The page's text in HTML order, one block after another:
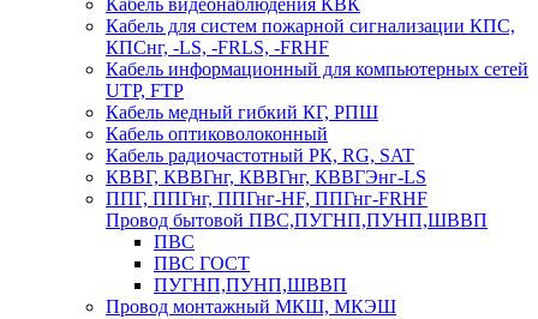
Кабель для систем пожарной сигнализации КПС,
КПСнг, -LS, -FRLS, -FRHF
Кабель информационный для компьютерных сетей
UTP, FTP
Кабель медный гибкий КГ, РПШ
Кабель оптиковолоконный
Кабель радиочастотный РК, RG, SAT
КВВГ, КВВГнг, КВВГнг, КВВГЭнг-LS
ППГ, ППГнг, ППГнг-HF, ППГнг-FRHF
Провод бытовой ПВС,ПУГНП,ПУНП,ШВВП
ПВС
ПВС ГОСТ
ПУГНП,ПУНП,ШВВП
Провод монтажный МКШ, МКЭШ